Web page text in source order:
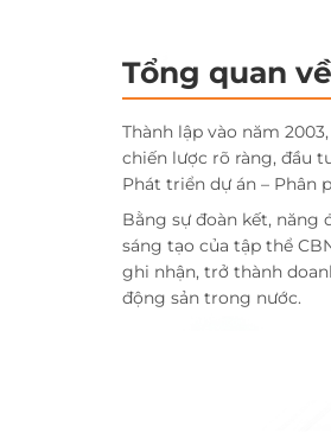
Tổng quan
Thành lập vào năm
chiến lược rõ ràng, đầu
Phát triển dự án – Phân
Bằng sự đoàn kết, năng
sáng tạo của tập thể
ghi nhận, trở thành
động sản trong nước.